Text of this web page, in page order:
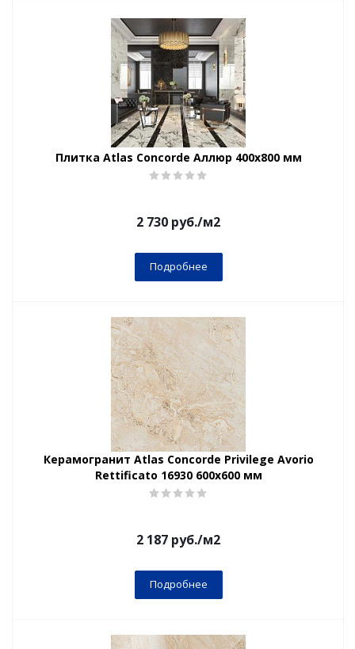
Плитка Atlas Concorde Аллюр 400x800 мм
2 730 руб./м2
Подробнее
Керамогранит Atlas Concorde Privilege Avorio
Rettificato 16930 600х600 мм
2 187 руб./м2
Подробнее